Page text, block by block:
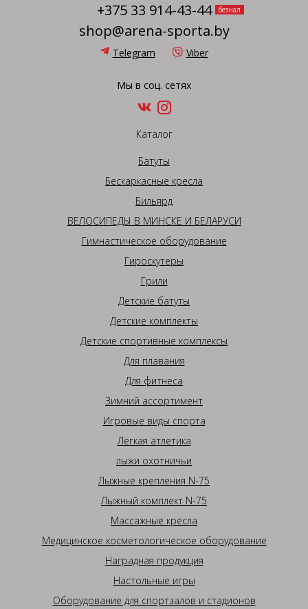
+375 33 914-43-44
безнал
shop@arena-sporta.by
Telegram Viber
Мы в соц. сетях
Каталог
Батуты
Бескаркасные кресла
Бильярд
ВЕЛОСИПЕДЫ В МИНСКЕ И БЕЛАРУСИ
Гимнастическое оборудование
Гироскутеры
Грили
Детские батуты
Детские комплекты
Детские спортивные комплексы
Для плавания
Для фитнеса
Зимний ассортимент
Игровые виды спорта
Легкая атлетика
лыжи охотничьи
Лыжные крепления N-75
Лыжный комплект N-75
Массажные кресла
Медицинское косметологическое оборудование
Наградная продукция
Настольные игры
Оборудование для спортзалов и стадионов